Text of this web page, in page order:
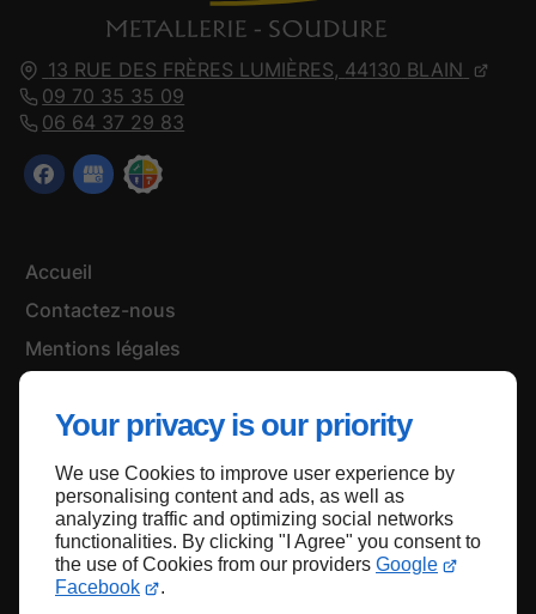
Your privacy is our priority
We use Cookies to improve user experience by
personalising content and ads, as well as
analyzing traffic and optimizing social networks
functionalities. By clicking "I Agree" you consent to
the use of Cookies from our providers Google
Facebook
.
13 RUE DES FRÈRES LUMIÈRES, 44130 BLAIN
09 70 35 35 09
06 64 37 29 83
Accueil
Contactez-nous
Mentions légales
Haut de page